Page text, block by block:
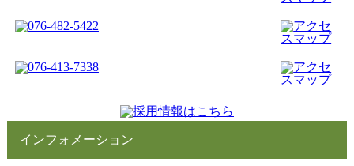
インフォメーション